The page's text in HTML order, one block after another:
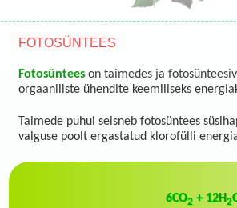
FOTOSÜNTEES
Fotosünteeson taimedes ja
orgaaniliste ühendite keemiliseks
Taimede puhul seisneb fotosüntees
valguse poolt ergastatud klorofülli
6CO2 + 12H2